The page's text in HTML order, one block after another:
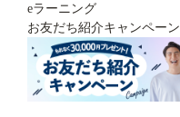
eラーニング
お友だち紹介キャンペーン